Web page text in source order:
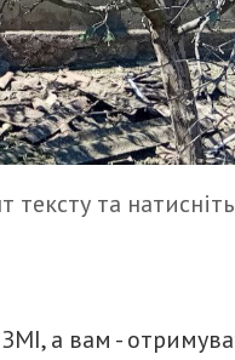
та натисніть
а вам -